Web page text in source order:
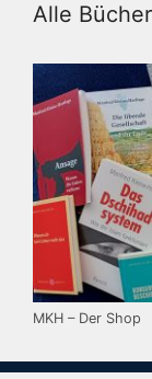
Alle
MKH – Der Shop